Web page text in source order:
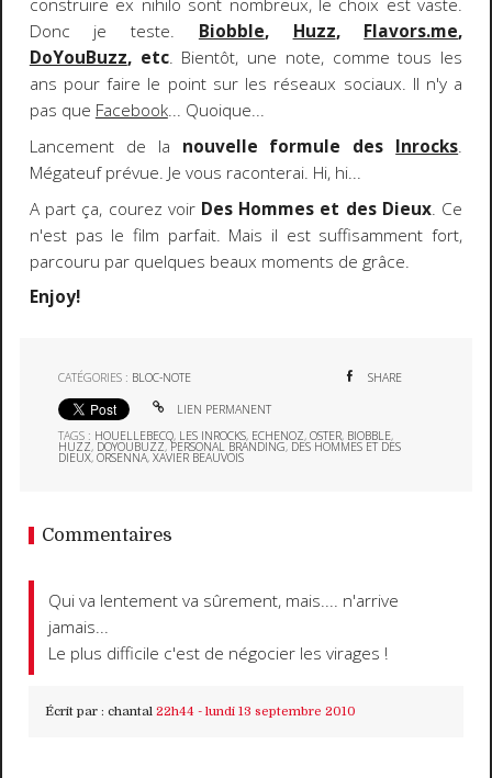
construire ex nihilo sont nombreux, le choix est vaste.
Donc je teste.
Biobble, Huzz, Flavors.me,
DoYouBuzz, etc. Bientôt, une note, comme tous les
ans pour faire le point sur les réseaux sociaux. Il n'y a
pas que Facebook... Quoique...
Lancement de la nouvelle formule des Inrocks.
Mégateuf prévue. Je vous raconterai. Hi, hi...
A part ça, courez voir Des Hommes et des Dieux. Ce
n'est pas le film parfait. Mais il est suffisamment fort,
parcouru par quelques beaux moments de grâce.
Enjoy!
CATÉGORIES : BLOC-NOTE SHARE
LIEN PERMANENT
TAGS : HOUELLEBECQ, LES INROCKS, ECHENOZ,OSTER, BIOBBLE,
HUZZ, DOYOUBUZZ,PERSONAL BRANDING, DES HOMMES ET DES
DIEUX,ORSENNA,XAVIER BEAUVOIS
Commentaires
Qui va lentement va sûrement, mais.... n'arrive
jamais...
Le plus difficile c'est de négocier les virages !
Écrit par : chantal 22h44- lundi 13 septembre 2010